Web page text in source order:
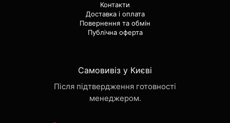
Контакти
Доставка і оплата
Повернення та обмін
Публічна оферта
Самовивіз у Києві
Після підтвердження готовності
менеджером.